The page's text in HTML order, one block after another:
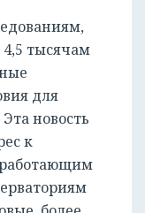
тысячам
для
новость
к
работающим